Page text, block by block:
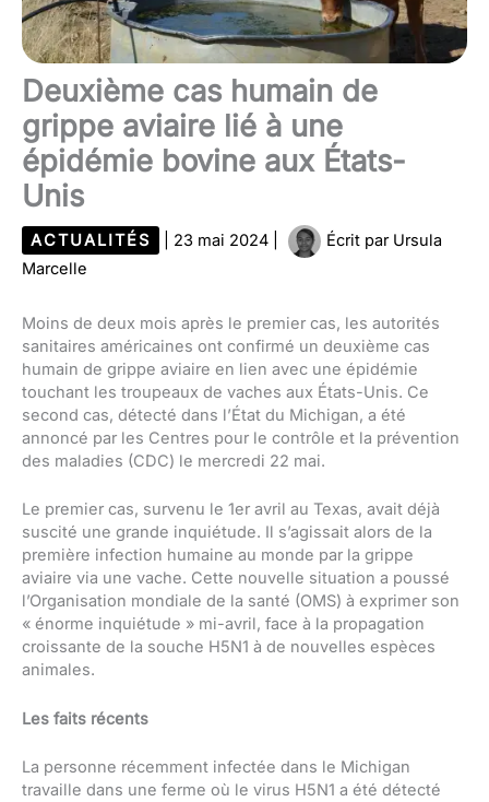
Deuxième cas humain de
grippe aviaire lié à une
épidémie bovine aux États-
Unis
ACTUALITÉS 23 mai 2024 Écrit par Ursula
Marcelle
Moins de deux mois après le premier cas, les autorités
sanitaires américaines ont confirmé un deuxième cas
humain de grippe aviaire en lien avec une épidémie
touchant les troupeaux de vaches aux États-Unis. Ce
second cas, détecté dans l’État du Michigan, a été
annoncé par les Centres pour le contrôle et la prévention
des maladies (CDC) le mercredi 22 mai.
Le premier cas, survenu le 1er avril au Texas, avait déjà
suscité une grande inquiétude. Il s’agissait alors de la
première infection humaine au monde par la grippe
aviaire via une vache. Cette nouvelle situation a poussé
l’Organisation mondiale de la santé (OMS) à exprimer son
« énorme inquiétude » mi-avril, face à la propagation
croissante de la souche H5N1 à de nouvelles espèces
animales.
Les faits récents
La personne récemment infectée dans le Michigan
travaille dans une ferme où le virus H5N1 a été détecté